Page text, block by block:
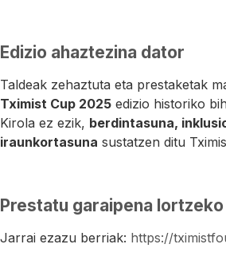
Edizio ahaztezina dator
Taldeak zehaztuta eta prestaketak
Tximist Cup 2025 edizio historiko
Kirola ez ezik, berdintasuna,
iraunkortasuna sustatzen ditu
Prestatu garaipena
Jarrai ezazu berriak: https://